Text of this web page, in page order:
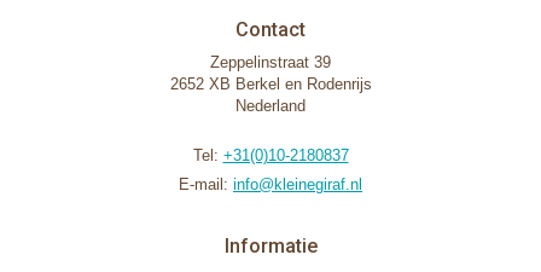
Contact
Zeppelinstraat 39
2652 XB Berkel en Rodenrijs
Nederland
Tel: +31(0)10-2180837
E-mail: info@kleinegiraf.nl
Informatie